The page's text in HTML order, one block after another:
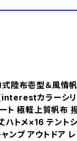
陸布壱型＆風情
(interestカラーシ
ト 極軽上質帆布
トメ×16 テント
ンプ アウトドア